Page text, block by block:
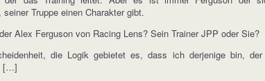
Truppe einen Charakter gibt.
Alex Ferguson von Racing Lens? Sein Trainer JPP oder Sie?
die Logik gebietet es, dass ich derjenige bin,
[…]